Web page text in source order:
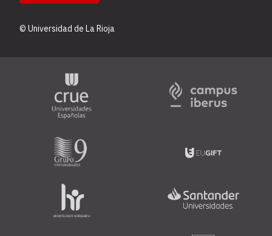
© Universidad de La Rioja